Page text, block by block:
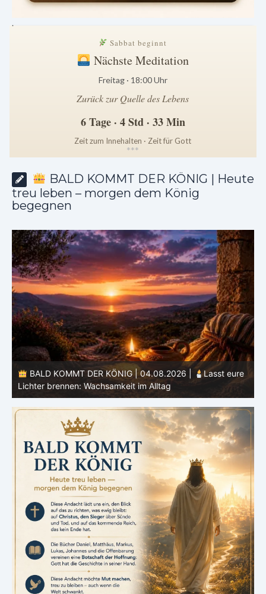
.
Sabbat beginnt
Nächste Meditation
Freitag · 18:00 Uhr
Zurück zur Quelle des Lebens
6 Tage · 4 Std · 33 Min
Zeit zum Innehalten · Zeit für Gott
***
BALD KOMMT DER KÖNIG | Heute
treu leben – morgen dem König
begegnen
BALD KOMMT DER KÖNIG | 03.08.2026 |
Ein reines
Herz: Heiligung beginnt im Inneren